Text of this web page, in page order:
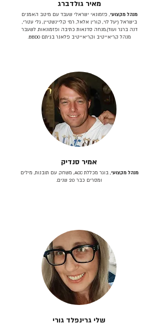
מאיר גולדברג
מנהל מקצועי, פזמונאי ישראלי שעבד עם מיטב האמנים
בישראל (יעל לוי, קורין אלאל, רמי קליינשטיין, גלי עטרי,
דנה ברגר ועוד).מנחה סדנאות כתיבה ופזמונאות. לשעבר
מנהל קריאייטיב וקריאייטיב פלאנר בגיתם BBDO.
אמיר סנדיק
מנהל מקצועי
, בוגר מכללת ACC, משחק עם תובנות, מילים
ומסרים כבר 20 שנים.
שלי גרינפלד גורי